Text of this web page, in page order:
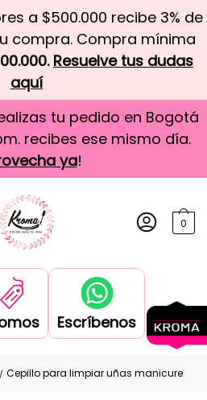
a $500.000 recibe 3% de
compra. Compra mínima
Resuelve tus dudas
aquí
tu pedido en Bogotá
recibes ese mismo día.
ya!
0
Escríbenos
/ Cepillo para limpiar uñas manicure